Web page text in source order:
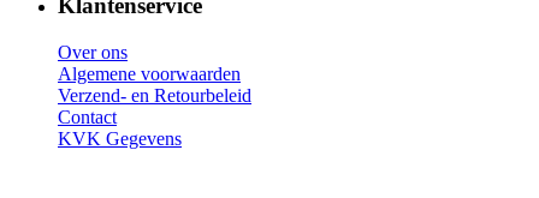
Klantenservice
Over ons
Algemene voorwaarden
Verzend- en Retourbeleid
Contact
KVK Gegevens